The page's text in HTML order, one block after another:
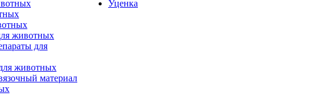
животных
для
животных
материал
Уценка